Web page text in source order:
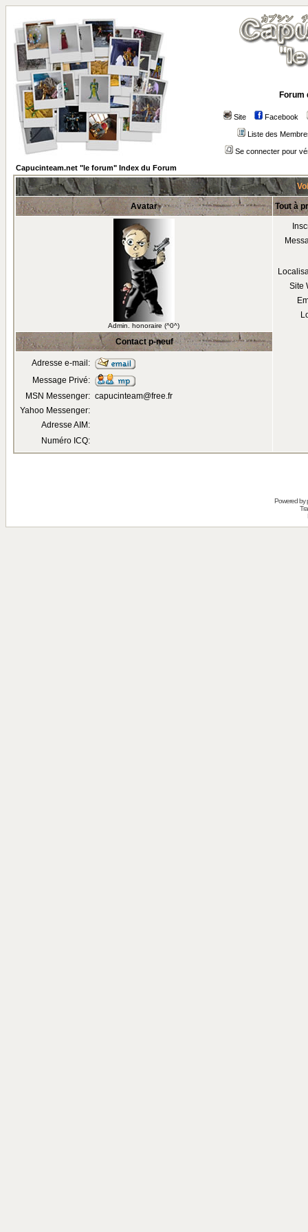
Forum
Site Facebook
Liste des
Se connecter pour
Capucinteam.net "le forum" Index du Forum
Avatar Tout à
Admin. honoraire (^0^)
Site
Contact p-neuf
Adresse e-mail:
Message Privé:
MSN Messenger: capucinteam@free.fr
Yahoo Messenger:
Adresse AIM:
Numéro ICQ:
Powered by